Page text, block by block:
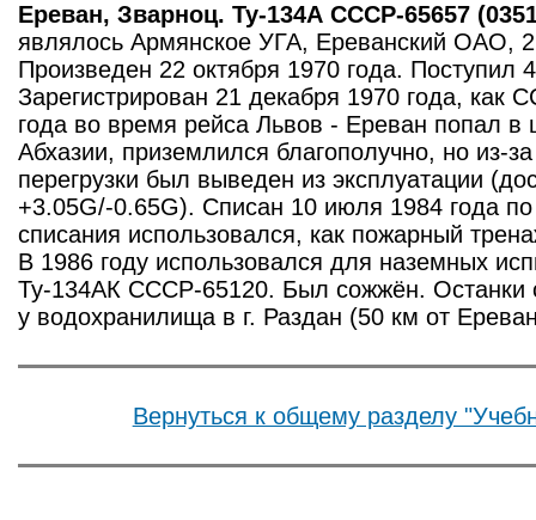
Ереван, Зварноц. Ту-134А СССР-65657
являлось Армянское УГА, Ереванский ОАО,
Произведен 22 октября 1970 года. Поступил
Зарегистрирован 21 декабря 1970 года, как
года во время рейса Львов - Ереван попал в
Абхазии, приземлился благополучно, но из-
перегрузки был выведен из эксплуатации
+3.05G/-0.65G). Списан 10 июля 1984 года
списания использовался, как пожарный
В 1986 году использовался для наземных
Ту-134АК CCCP-65120. Был сожжён. Останки
у водохранилища в г. Раздан (50 км от
Вернуться к общему разделу